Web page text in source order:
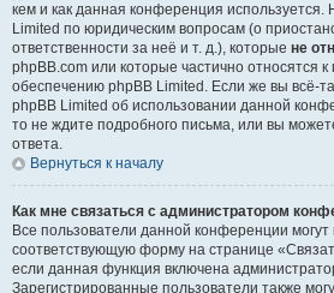
кем и как данная конференция
Limited по юридическим вопросам (о
ответственности за неё и т. д.), которые не
phpBB.com или которые частично относятся
обеспечению phpBB Limited. Если же вы всё-
phpBB Limited об использовании данной
то не ждите подробного письма, или вы
ответа.
Вернуться к началу
Как мне связаться с администратором
Все пользователи данной конференции могут
соответствующую форму на странице
если данная функция включена
Зарегистрированные пользователи также